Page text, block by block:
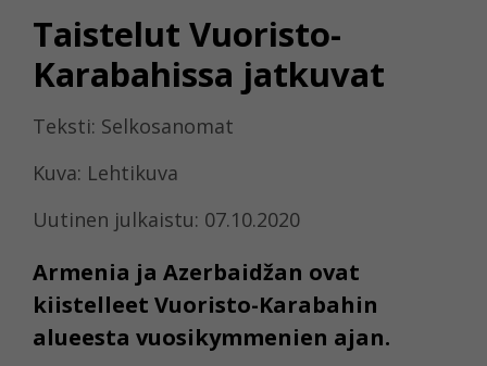
Taistelut Vuoristo-
Karabahissa jatkuvat
Teksti: Selkosanomat
Kuva: Lehtikuva
Uutinen julkaistu: 07.10.2020
Armenia ja Azerbaidžan ovat
kiistelleet Vuoristo-Karabahin
alueesta vuosikymmenien ajan.